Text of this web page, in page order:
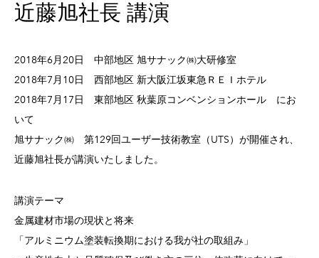
近藤旭社長 講演
2018年6月20日 中部地区 旭サナック㈱大研修室
2018年7月10日 西部地区 新大阪江坂東急ＲＥＩホテル
2018年7月17日 東部地区 秋葉原コンベンションホール にお
いて
旭サナック㈱ 第129回ユーザー技術教室（UTS）が開催され、
近藤旭社長が講演いたしました。
講演テーマ
金属建材市場の現状と将来
「アルミニウム塗装転換期における我が社の取組み」